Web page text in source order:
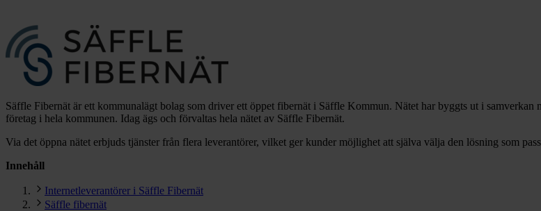
Säffle Fibernät är ett kommunalägt bolag som driver ett öppet fibernät i Säffle Kommun. Nätet har byggts ut i
företag i hela kommunen. Idag ägs och förvaltas hela nätet av Säffle Fibernät.
Via det öppna nätet erbjuds tjänster från flera leverantörer, vilket ger kunder möjlighet att själva välja den lösning som
Innehåll
Internetleverantörer i Säffle Fibernät
Säffle fibernät